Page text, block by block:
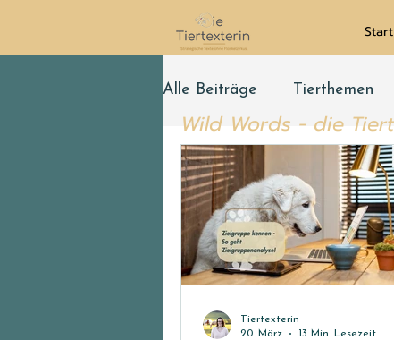
Start
Alle Beiträge Tierthemen
Tiertexterin
20. März
13 Min. Lesezeit
Wild Words - die